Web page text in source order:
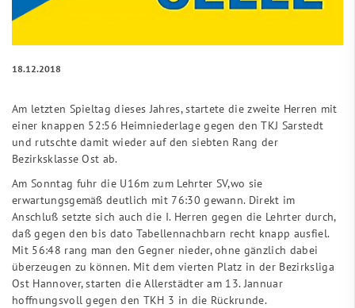
18.12.2018
Am letzten Spieltag dieses Jahres, startete die zweite Herren mit
einer knappen 52:56 Heimniederlage gegen den TKJ Sarstedt
und rutschte damit wieder auf den siebten Rang der
Bezirksklasse Ost ab.
Am Sonntag fuhr die U16m zum Lehrter SV,wo sie
erwartungsgemäß deutlich mit 76:30 gewann. Direkt im
Anschluß setzte sich auch die I. Herren gegen die Lehrter durch,
daß gegen den bis dato Tabellennachbarn recht knapp ausfiel.
Mit 56:48 rang man den Gegner nieder, ohne gänzlich dabei
überzeugen zu können. Mit dem vierten Platz in der Bezirksliga
Ost Hannover, starten die Allerstädter am 13. Jannuar
hoffnungsvoll gegen den TKH 3 in die Rückrunde.